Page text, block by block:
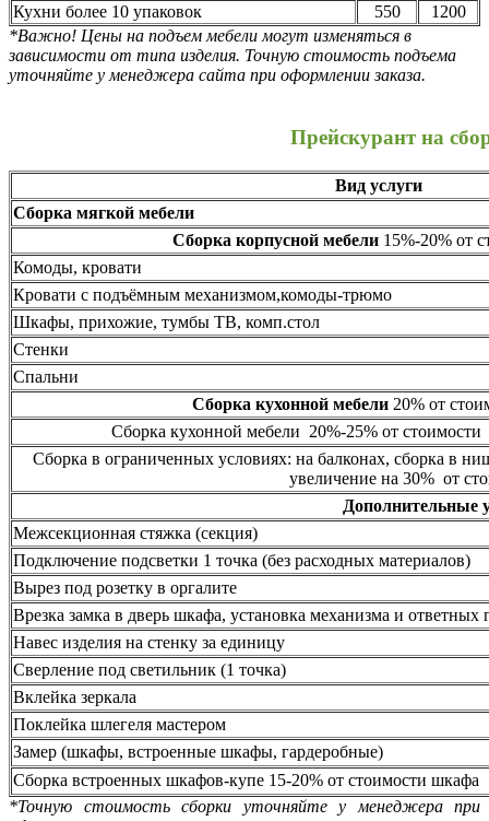
Кухни более 10 упаковок
550
1200
*Важно! Цены на подъем мебели могут изменяться в
зависимости от типа изделия. Точную стоимость подъема
уточняйте у менеджера сайта при оформлении заказа.
Прейскурант на
Вид услуги
Сборка мягкой мебели
Сборка корпусной мебели15%-20% от
Комоды, кровати
Кровати с подъёмным механизмом,комоды-трюмо
Шкафы, прихожие, тумбы ТВ, комп.стол
Стенки
Спальни
Сборка кухонной мебели20% от
Сборка кухонной мебели 20%-25% от стоимости
Сборка в ограниченных условиях: на балконах, сборка в
увеличение на 30% от
Дополнительные
Межсекционная стяжка (секция)
Подключение подсветки 1 точка (без расходных материалов)
Вырез под розетку в оргалите
Врезка замка в дверь шкафа, установка механизма и ответных
Навес изделия на стенку за единицу
Сверление под светильник (1 точка)
Вклейка зеркала
Поклейка шлегеля мастером
Замер (шкафы, встроенные шкафы, гардеробные)
Сборка встроенных шкафов-купе 15-20% от стоимости шкафа
*Точную стоимость сборки уточняйте у менеджера при